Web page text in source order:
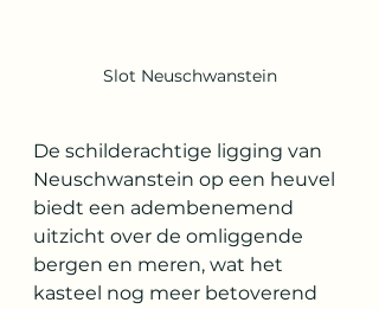
Slot Neuschwanstein
De schilderachtige ligging van
Neuschwanstein op een heuvel
biedt een adembenemend
uitzicht over de omliggende
bergen en meren, wat het
kasteel nog meer betoverend